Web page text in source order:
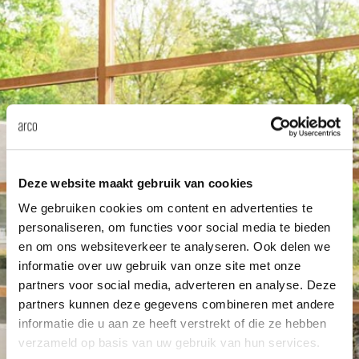
Deze website maakt gebruik van cookies
We gebruiken cookies om content en advertenties te
personaliseren, om functies voor social media te bieden
en om ons websiteverkeer te analyseren. Ook delen we
informatie over uw gebruik van onze site met onze
partners voor social media, adverteren en analyse. Deze
partners kunnen deze gegevens combineren met andere
informatie die u aan ze heeft verstrekt of die ze hebben
verzameld op basis van uw gebruik van hun services.
ovale
local
vision
sessel
cm13/
cm15
cm21
Kollektion
uli
raw
jorre
ivan
jonas
Über Arco